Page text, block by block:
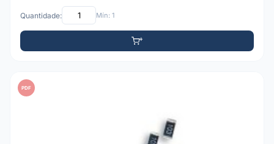
Quantidade: Mín: 1
PDF